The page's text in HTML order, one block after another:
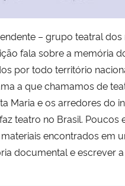
– grupo teatral
fala sobre a memória
por todo território
a que chamamos de
Maria e os arredores do
teatro no Brasil.
encontrados em
documental e escrever